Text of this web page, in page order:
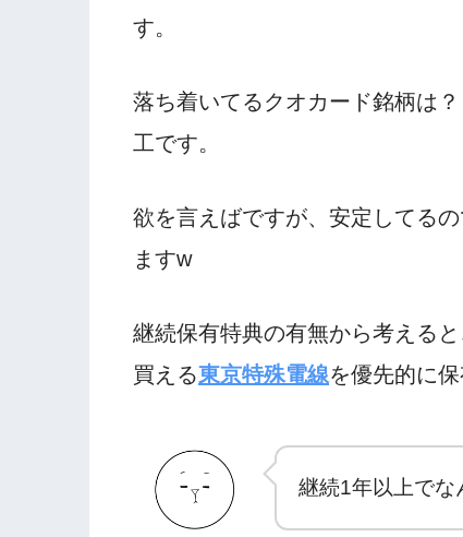
す。
落ち着いてるクオカード銘柄は
工です。
欲を言えばですが、安定してる
ますw
継続保有特典の有無から考える
買える東京特殊電線を優先的に
継続1年以上でな